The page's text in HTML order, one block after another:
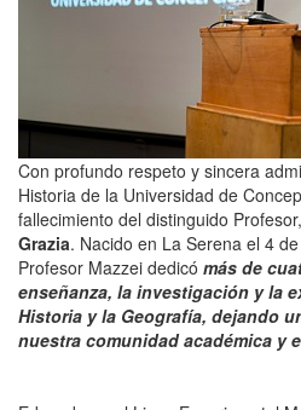
Con profundo respeto y sincera
Historia de la Universidad de
fallecimiento del distinguido Profesor,
Grazia. Nacido en La Serena el 4
Profesor Mazzei dedicó más de
enseñanza, la investigación y la
Historia y la Geografía, dejando
nuestra comunidad académica y